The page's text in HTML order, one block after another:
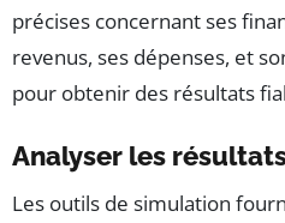
précises concernant ses
revenus, ses dépenses, et
pour obtenir des résultats
Analyser les
Les outils de simulation